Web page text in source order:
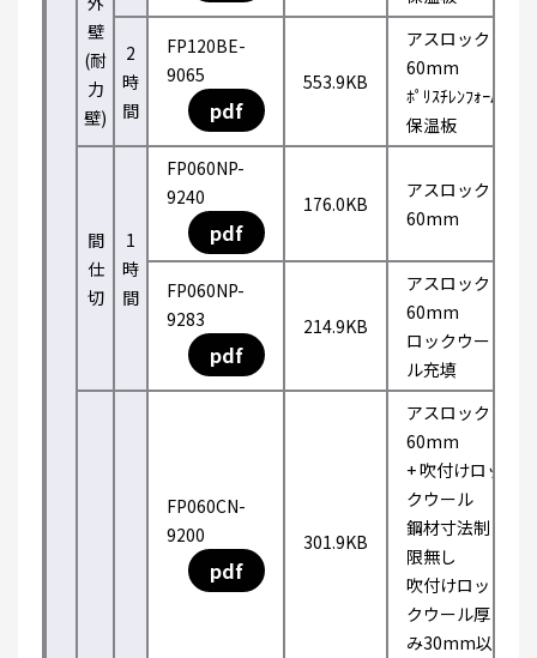
壁
(耐
力
壁)
2
時
間
FP120BE-
9065
pdf
553.9KB
アスロック
60mm
ﾎﾟﾘｽﾁﾚﾝﾌｫｰﾑ
保温板
間
仕
切
1
時
間
FP060NP-
9240
pdf
176.0KB
アスロック
60mm
FP060NP-
9283
pdf
214.9KB
アスロック
60mm
ロックウー
ル充填
FP060CN-
9200
pdf
301.9KB
アスロック
60mm
+ 吹付けロッ
クウール
鋼材寸法制
限無し
吹付けロッ
クウール厚
み30mm以